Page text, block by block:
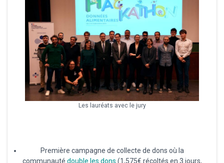
Les lauréats avec le jury
Première campagne de collecte de dons où la
communauté double les dons (1,575€ récoltés en 3 jours,